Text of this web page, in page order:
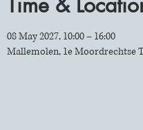
08 May 2027, 10:00 – 16:00
Mallemolen, 1e Moordrechtse